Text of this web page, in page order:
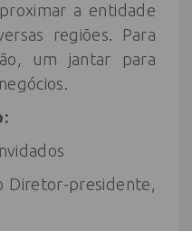
a entidade
regiões. Para
um jantar para
Diretor-presidente,